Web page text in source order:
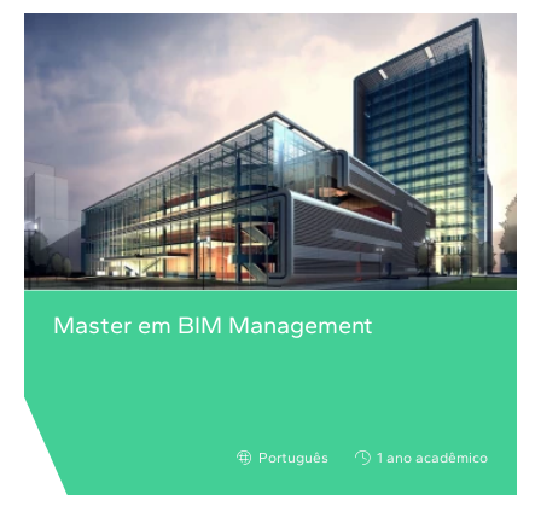
Master em BIM Management
Português 1 ano acadêmico